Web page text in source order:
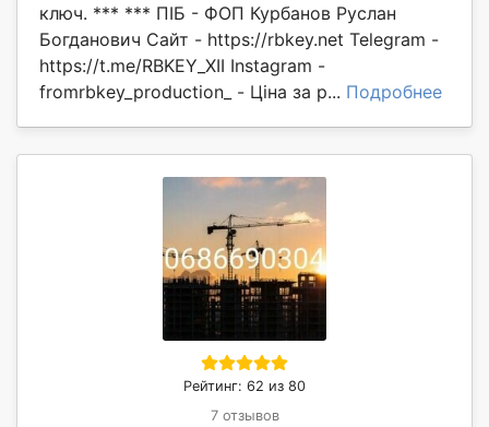
ключ. *** *** ПІБ - ФОП Курбанов Руслан
Богданович Сайт - https://rbkey.net Telegram -
https://t.me/RBKEY_XII Instagram -
fromrbkey_production_ - Ціна за р... Подробнее
Рейтинг: 62 из 80
7 отзывов